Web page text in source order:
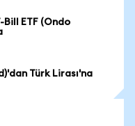
Bill ETF (Ondo
Türk Lirası'na